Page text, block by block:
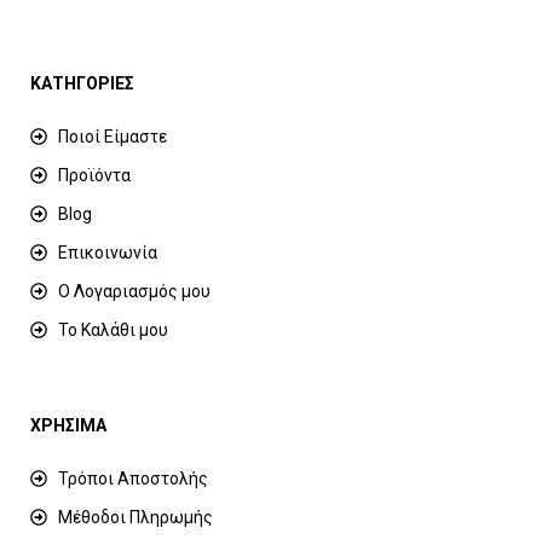
ΚΑΤΗΓΟΡΙΕΣ
Ποιοί Είμαστε
Προϊόντα
Blog
Επικοινωνία
Ο Λογαριασμός μου
Το Καλάθι μου
ΧΡΗΣΙΜΑ
Τρόποι Αποστολής
Μέθοδοι Πληρωμής